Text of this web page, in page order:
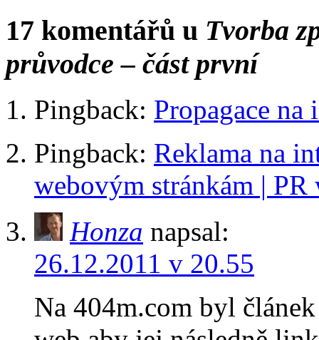
17 komentářů u Tvorba
průvodce – část první
Pingback: Propagace na
Pingback: Reklama na
webovým stránkám | PR
Honza napsal:
26.12.2011 v 20.55
Na 404m.com byl